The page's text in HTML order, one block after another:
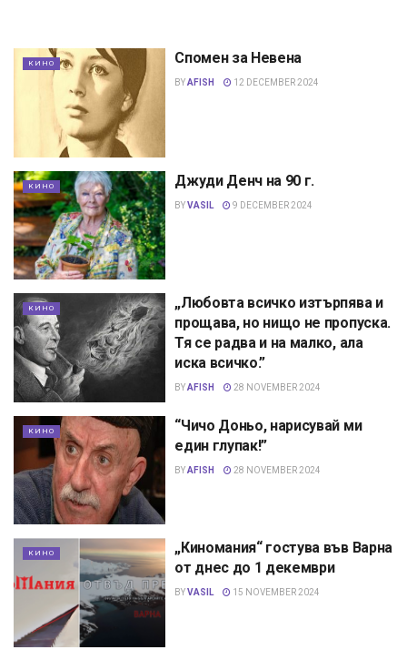
КИНО Спомен за Невена
BYAFISH 12 DECEMBER 2024
КИНО Джуди Денч на 90 г.
BYVASIL 9 DECEMBER 2024
КИНО
„Любовта всичко изтърпява и
прощава, но нищо не пропуска.
Тя се радва и на малко, ала
иска всичко.”
BYAFISH 28 NOVEMBER 2024
КИНО
“Чичо Доньо, нарисувай ми
един глупак!”
BYAFISH 28 NOVEMBER 2024
КИНО
„Киномания“ гостува във Варна
от днес до 1 декември
BYVASIL 15 NOVEMBER 2024